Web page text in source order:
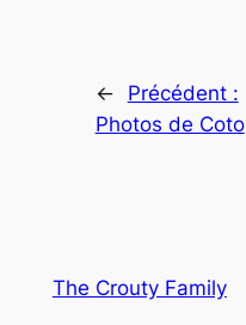
←
Précédent :
Photos de Coto
The Crouty Family